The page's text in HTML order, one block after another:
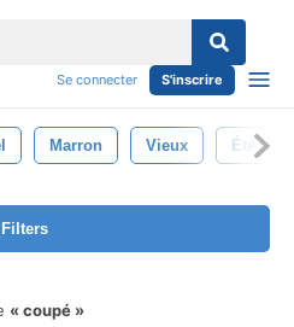
Se connecter S'inscrire
Marron Vieux Été
Filters
coupé